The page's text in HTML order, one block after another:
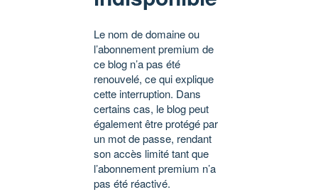
Le nom de domaine ou
l’abonnement premium de
ce blog n’a pas été
renouvelé, ce qui explique
cette interruption. Dans
certains cas, le blog peut
également être protégé par
un mot de passe, rendant
son accès limité tant que
l’abonnement premium n’a
pas été réactivé.